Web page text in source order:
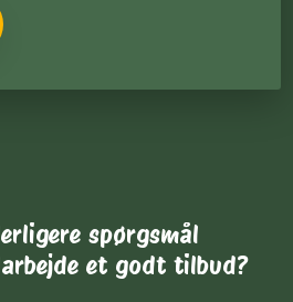
spørgsmål
et godt tilbud?